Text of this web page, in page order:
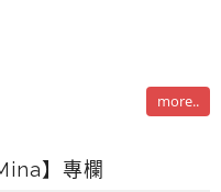
more..
】專欄